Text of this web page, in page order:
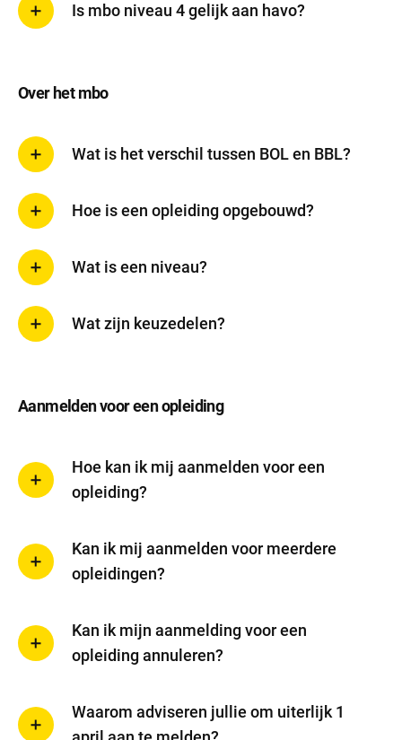
Is mbo niveau 4 gelijk aan havo?
Over het mbo
Wat is het verschil tussen BOL en BBL?
Hoe is een opleiding opgebouwd?
Wat is een niveau?
Wat zijn keuzedelen?
Aanmelden voor een opleiding
Hoe kan ik mij aanmelden voor een
opleiding?
Kan ik mij aanmelden voor meerdere
opleidingen?
Kan ik mijn aanmelding voor een
opleiding annuleren?
Waarom adviseren jullie om uiterlijk 1